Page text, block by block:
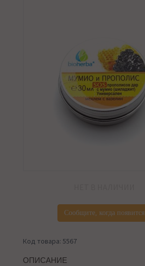
Сообщите, когда появится
Код товара: 5567
ОПИСАНИЕ